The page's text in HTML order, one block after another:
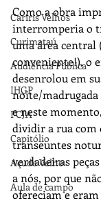
Cariris Velhos
Curimataú
Audiência Pública
IHGP
FCJA
Capitólio
Açude Velho
Aula de campo
Como a obra
interromperia o
uma área central
conveniente!), o
desenrolou em
noite/madrugada
e neste
dividir a rua com
transeuntes
verdadeiras
a nós, por que
ofereciam e